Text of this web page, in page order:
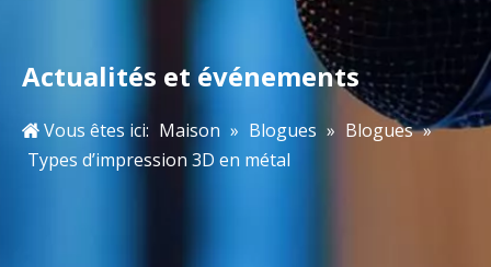
Actualités et événements
Vous êtes ici: Maison » Blogues » Blogues »
Types d’impression 3D en métal